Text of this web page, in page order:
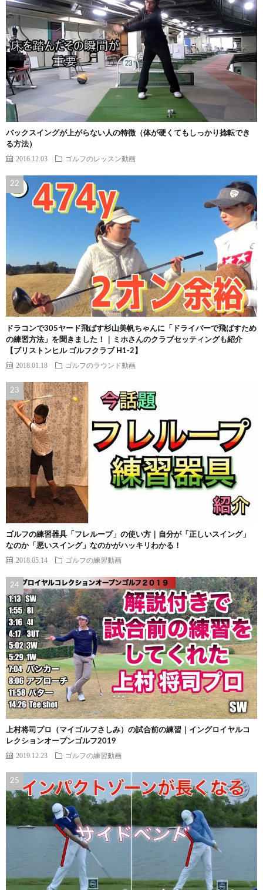
バックスイングが上がらない人の特徴（体が硬くてもしっかり捻転でき
る方法）
2016.12.03 ゴルフのレッスン動画
ドラコンで305ヤード飛ばす杉山美帆ちゃんに「ドライバーで飛ばすため
の練習方法」を聞きました！｜ミホさんのクラブセッティングも紹介
【ブリストンヒル ゴルフクラブ H1-2】
2018.01.18 ゴルフのラウンド動画
ゴルフの練習器具「フレループ」の使い方｜自分が「正しいスイング」
なのか「悪いスイング」なのかがハッキリわかる！
2018.05.14 ゴルフの練習動画
上村将司プロ（マイゴルフさしみ）の試合前の練習｜イングロイヤルコ
レクションオープンゴルフ2019
2019.12.23 ゴルフの練習動画